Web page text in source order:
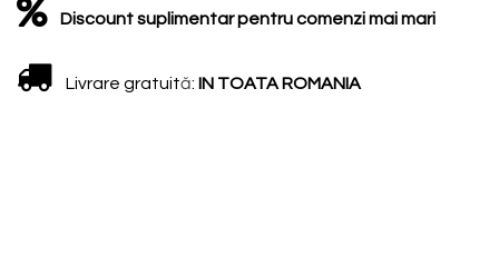
Discount suplimentar pentru comenzi mai mari
Livrare gratuită: IN TOATA ROMANIA